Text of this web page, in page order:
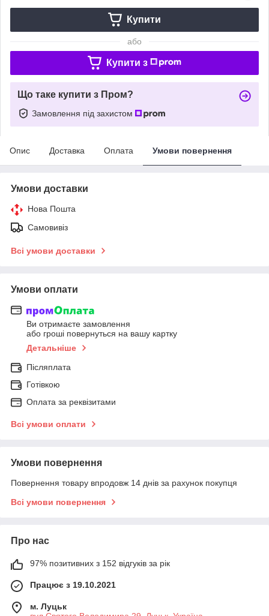
Купити
або
Купити з
Що таке купити з Пром?
Замовлення під захистом
Опис Доставка Оплата Умови повернення
Умови доставки
Нова Пошта
Самовивіз
Всі умови доставки
Умови оплати
Ви отримаєте замовлення
або гроші повернуться на вашу картку
Детальніше
Післяплата
Готівкою
Оплата за реквізитами
Всі умови оплати
Умови повернення
Повернення товару впродовж 14 днів за рахунок покупця
Всі умови повернення
Про нас
97% позитивних з 152 відгуків за рік
Працює з 19.10.2021
м. Луцьк